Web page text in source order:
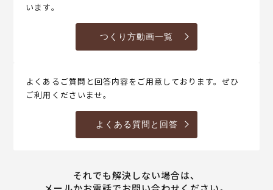
います。
つくり方動画一覧
よくあるご質問と回答内容をご用意しております。ぜひ
ご利用くださいませ。
よくある質問と回答
それでも解決しない場合は、